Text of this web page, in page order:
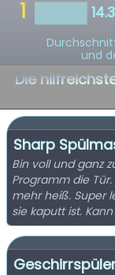
und
Die
Sharp
Bin voll und ganz
Programm die
mehr heiß. Super
sie kaputt ist.